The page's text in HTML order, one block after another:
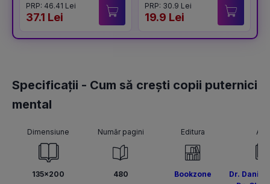
PRP: 46.41 Lei
37.1 Lei
PRP: 30.9 Lei
19.9 Lei
Specificații - Cum să crești copii puternici
mental
Dimensiune
135x200
Număr pagini
480
Editura
Bookzone
Dr. Daniel